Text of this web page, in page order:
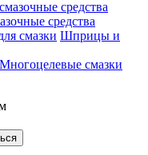
средства
Шприцы и
Многоцелевые смазки